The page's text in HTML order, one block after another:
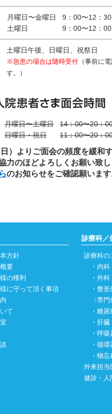
月曜日〜金曜日
9：00〜12：
土曜日
9：00〜12：00
土曜日午後、日曜日、祝祭日
※急患の場合は随時受付 （事前に
す。）
月曜日〜土曜日
14：00〜20：
日曜日・祝日
11：00〜20：
）よりご面会の頻度を緩和
力のほどよろしくお願い致し
のお知らせをご確認願います
方針
要
の権利
に守って頂く事項
て
診療科／
診療科の
・ 内科
・ 外科
・ 整形
〈専門
・ 糖尿
・ 肝臓
・ 呼吸
・ 循環
・ 物忘
外来担当
健診・人